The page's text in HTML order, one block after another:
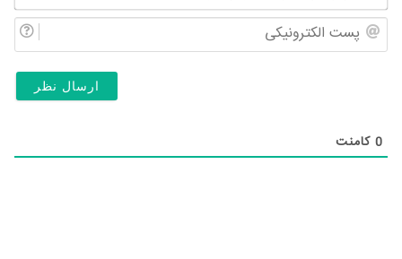
و
0 کامنت